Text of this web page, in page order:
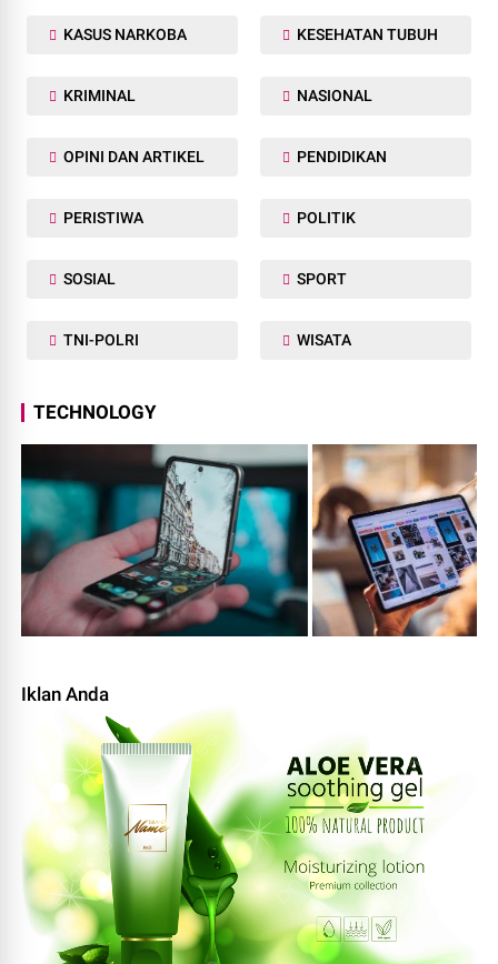
KASUS NARKOBA KESEHATAN TUBUH
KRIMINAL NASIONAL
OPINI DAN ARTIKEL PENDIDIKAN
PERISTIWA POLITIK
SOSIAL SPORT
TNI-POLRI WISATA
TECHNOLOGY
Iklan Anda